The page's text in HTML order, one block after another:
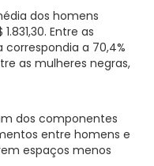
dos homens
Entre as
a 70,4%
as mulheres negras,
dos componentes
entre homens e
espaços menos